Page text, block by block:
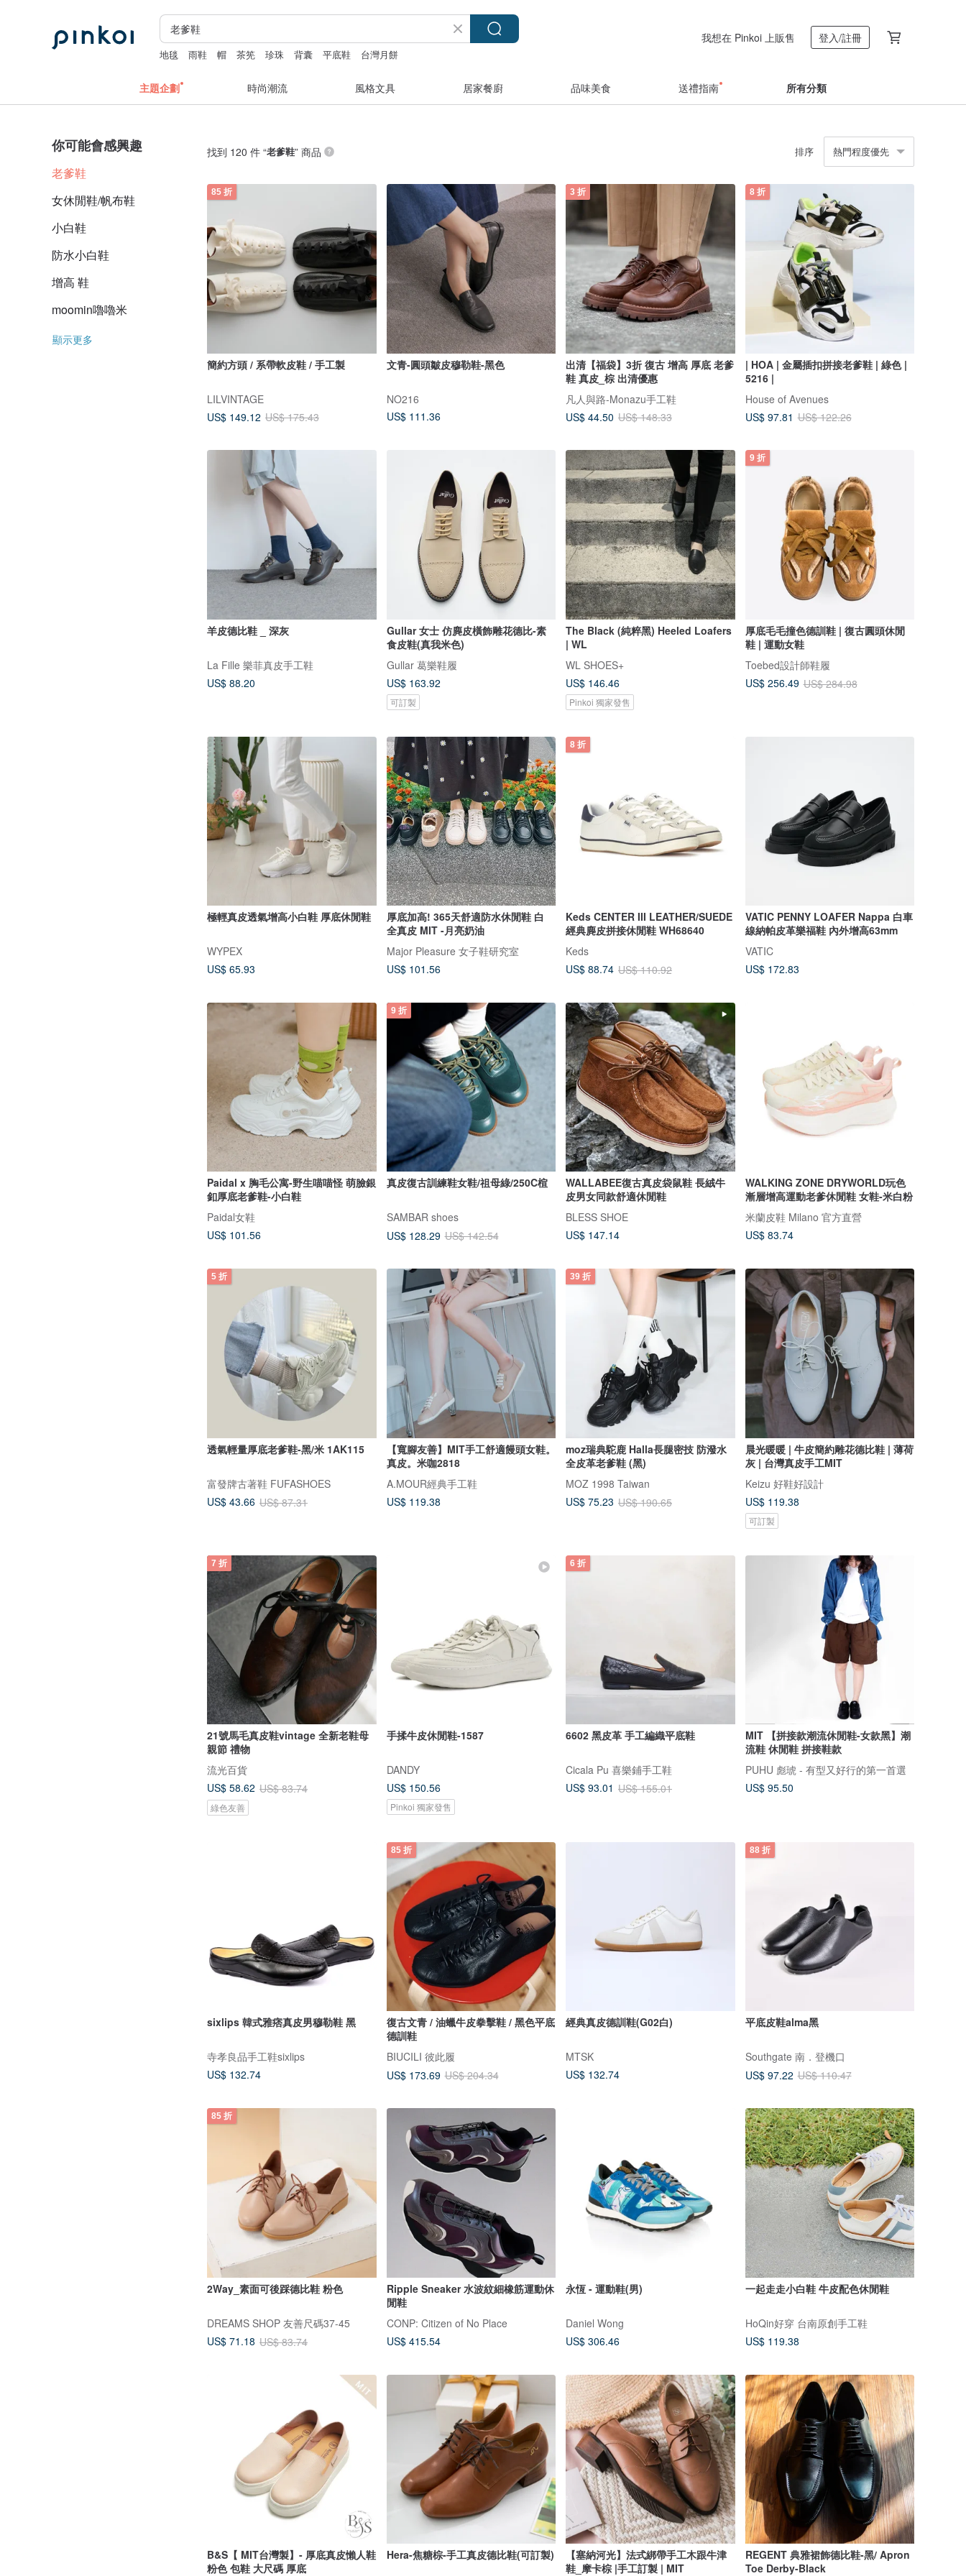
地毯 雨鞋 帽 茶筅 珍珠 背囊 平底鞋 台灣月餅
我想在 Pinkoi 上販售 登入/註冊
主題企劃 時尚潮流 風格文具 居家餐廚 品味美食 送禮指南 所有分類
你可能會感興趣
老爹鞋
女休閒鞋/帆布鞋
小白鞋
防水小白鞋
增高 鞋
moomin嚕嚕米
顯示更多
找到 120 件 “老爹鞋” 商品 排序 熱門程度優先
85 折
簡約方頭 / 系帶軟皮鞋 / 手工製
LILVINTAGE
US$ 149.12 US$ 175.43
文青-圓頭皺皮穆勒鞋-黑色
NO216
US$ 111.36
3 折
出清【福袋】3折 復古 增高 厚底 老爹
鞋 真皮_棕 出清優惠
凡人與路-Monazu手工鞋
US$ 44.50 US$ 148.33
8 折
| HOA | 金屬插扣拼接老爹鞋 | 綠色 |
5216 |
House of Avenues
US$ 97.81 US$ 122.26
羊皮德比鞋 _ 深灰
La Fille 樂菲真皮手工鞋
US$ 88.20
Gullar 女士 仿麂皮橫飾雕花德比-素
食皮鞋(真我米色)
Gullar 葛樂鞋履
US$ 163.92
可訂製
The Black (純粹黑) Heeled Loafers
| WL
WL SHOES+
US$ 146.46
Pinkoi 獨家發售
9 折
厚底毛毛撞色德訓鞋 | 復古圓頭休閒
鞋 | 運動女鞋
Toebed設計師鞋履
US$ 256.49 US$ 284.98
極輕真皮透氣增高小白鞋 厚底休閒鞋
WYPEX
US$ 65.93
厚底加高! 365天舒適防水休閒鞋 白
全真皮 MIT -月亮奶油
Major Pleasure 女子鞋研究室
US$ 101.56
8 折
Keds CENTER III LEATHER/SUEDE
經典麂皮拼接休閒鞋 WH68640
Keds
US$ 88.74 US$ 110.92
VATIC PENNY LOAFER Nappa 白車
線納帕皮革樂福鞋 內外增高63mm
VATIC
US$ 172.83
Paidal x 胸毛公寓-野生喵喵怪 萌臉銀
釦厚底老爹鞋-小白鞋
Paidal女鞋
US$ 101.56
9 折
真皮復古訓練鞋女鞋/祖母綠/250C楦
SAMBAR shoes
US$ 128.29 US$ 142.54
WALLABEE復古真皮袋鼠鞋 長絨牛
皮男女同款舒適休閒鞋
BLESS SHOE
US$ 147.14
WALKING ZONE DRYWORLD玩色
漸層增高運動老爹休閒鞋 女鞋-米白粉
米蘭皮鞋 Milano 官方直營
US$ 83.74
5 折
透氣輕量厚底老爹鞋-黑/米 1AK115
富發牌古著鞋 FUFASHOES
US$ 43.66 US$ 87.31
【寬腳友善】MIT手工舒適饅頭女鞋。
真皮。米咖2818
A.MOUR經典手工鞋
US$ 119.38
39 折
moz瑞典駝鹿 Halla長腿密技 防潑水
全皮革老爹鞋 (黑)
MOZ 1998 Taiwan
US$ 75.23 US$ 190.65
晨光暖暖 | 牛皮簡約雕花德比鞋 | 薄荷
灰 | 台灣真皮手工MIT
Keizu 好鞋好設計
US$ 119.38
可訂製
7 折
21號馬毛真皮鞋vintage 全新老鞋母
親節 禮物
流光百貨
US$ 58.62 US$ 83.74
綠色友善
手揉牛皮休閒鞋-1587
DANDY
US$ 150.56
Pinkoi 獨家發售
6 折
6602 黑皮革 手工編織平底鞋
Cicala Pu 喜樂鋪手工鞋
US$ 93.01 US$ 155.01
MIT 【拼接款潮流休閒鞋-女款黑】潮
流鞋 休閒鞋 拼接鞋款
PUHU 彪琥 - 有型又好行的第一首選
US$ 95.50
sixlips 韓式雅痞真皮男穆勒鞋 黑
寺孝良品手工鞋sixlips
US$ 132.74
85 折
復古文青 / 油蠟牛皮拳擊鞋 / 黑色平底
德訓鞋
BIUCILI 彼此履
US$ 173.69 US$ 204.34
經典真皮德訓鞋(G02白)
MTSK
US$ 132.74
88 折
平底皮鞋alma黑
Southgate 南．登機口
US$ 97.22 US$ 110.47
85 折
2Way_素面可後踩德比鞋 粉色
DREAMS SHOP 友善尺碼37-45
US$ 71.18 US$ 83.74
Ripple Sneaker 水波紋細橡筋運動休
閒鞋
CONP: Citizen of No Place
US$ 415.54
永恆 - 運動鞋(男)
Daniel Wong
US$ 306.46
一起走走小白鞋 牛皮配色休閒鞋
HoQin好穿 台南原創手工鞋
US$ 119.38
B&S【 MIT台灣製】- 厚底真皮懶人鞋
粉色 包鞋 大尺碼 厚底
Hera-焦糖棕-手工真皮德比鞋(可訂製)
【塞納河光】法式綁帶手工木跟牛津
鞋_摩卡棕 |手工訂製 | MIT
REGENT 典雅裙飾德比鞋-黑/ Apron
Toe Derby-Black